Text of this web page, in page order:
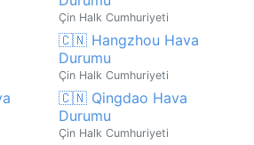
Çin Halk Cumhuriyeti
🇨🇳 Hangzhou Hava
Durumu
Çin Halk Cumhuriyeti
🇨🇳 Qingdao Hava
Durumu
Çin Halk Cumhuriyeti